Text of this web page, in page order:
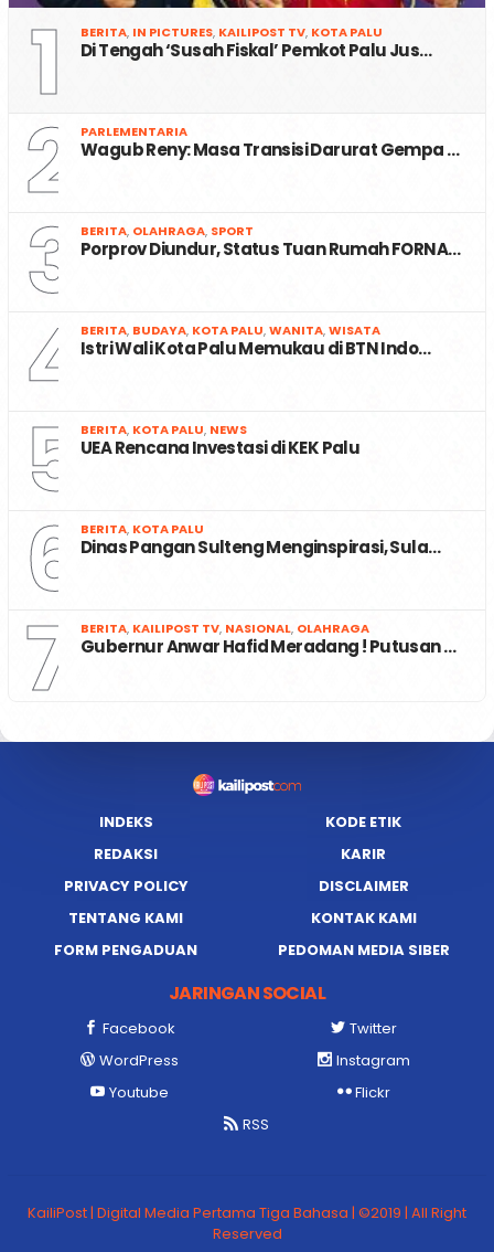
1 BERITA, IN PICTURES, KAILIPOST TV, KOTA PALU
Di Tengah ‘Susah Fiskal’ Pemkot Palu Jus…
2 PARLEMENTARIA
Wagub Reny: Masa Transisi Darurat Gempa …
3 BERITA, OLAHRAGA, SPORT
Porprov Diundur, Status Tuan Rumah FORNA…
4 BERITA, BUDAYA, KOTA PALU,WANITA,WISATA
Istri Wali Kota Palu Memukau di BTN Indo…
5 BERITA, KOTA PALU, NEWS
UEA Rencana Investasi di KEK Palu
6 BERITA, KOTA PALU
Dinas Pangan Sulteng Menginspirasi, Sula…
7 BERITA, KAILIPOST TV, NASIONAL, OLAHRAGA
Gubernur Anwar Hafid Meradang ! Putusan …
INDEKS
KODE ETIK
REDAKSI
KARIR
PRIVACY POLICY
DISCLAIMER
TENTANG KAMI
KONTAK KAMI
FORM PENGADUAN
PEDOMAN MEDIA SIBER
JARINGAN SOCIAL
Facebook
Twitter
WordPress
Instagram
Youtube
Flickr
RSS
KailiPost | Digital Media Pertama Tiga Bahasa | ©2019 | All Right
Reserved